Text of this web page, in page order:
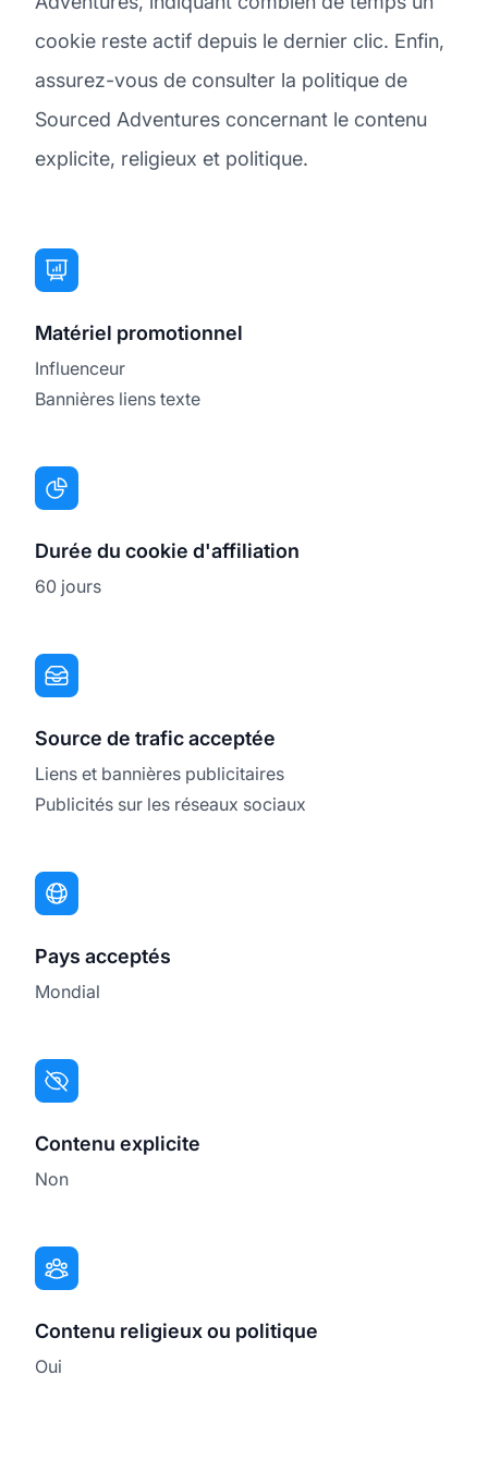
cookie reste actif depuis le dernier clic. Enfin,
assurez-vous de consulter la politique de
Sourced Adventures concernant le contenu
explicite, religieux et politique.
Matériel promotionnel
Influenceur
Bannières liens texte
Durée du cookie d'affiliation
60 jours
Source de trafic acceptée
Liens et bannières publicitaires
Publicités sur les réseaux sociaux
Pays acceptés
Mondial
Contenu explicite
Non
Contenu religieux ou politique
Oui